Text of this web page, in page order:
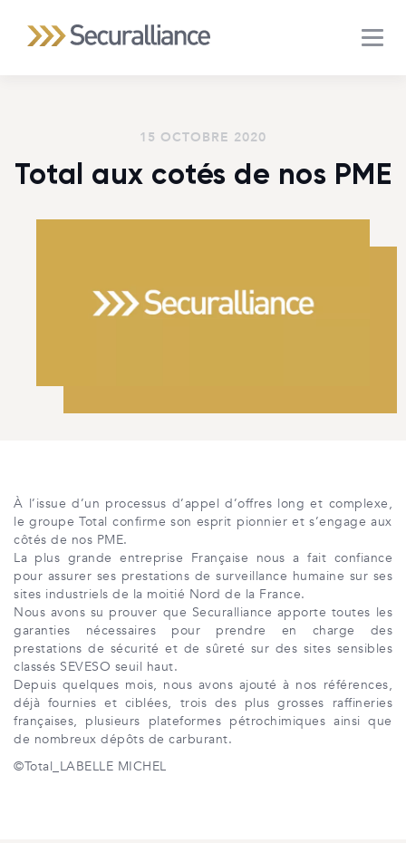
15 OCTOBRE 2020
Total aux cotés de nos PME
À l’issue d’un processus d’appel d’offres long et complexe,
le groupe Total confirme son esprit pionnier et s’engage aux
côtés de nos PME.
La plus grande entreprise Française nous a fait confiance
pour assurer ses prestations de surveillance humaine sur ses
sites industriels de la moitié Nord de la France.
Nous avons su prouver que Securalliance apporte toutes les
garanties nécessaires pour prendre en charge des
prestations de sécurité et de sûreté sur des sites sensibles
classés SEVESO seuil haut.
Depuis quelques mois, nous avons ajouté à nos références,
déjà fournies et ciblées, trois des plus grosses raffineries
françaises, plusieurs plateformes pétrochimiques ainsi que
de nombreux dépôts de carburant.
©Total_LABELLE MICHEL